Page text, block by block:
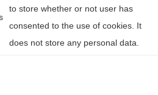
to store whether or not user has
consented to the use of cookies. It
does not store any personal data.